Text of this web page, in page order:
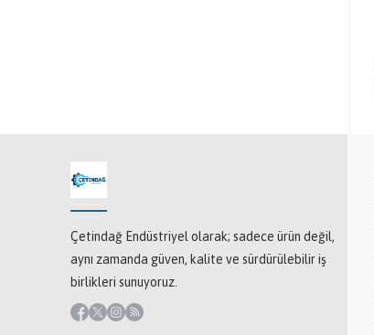
Çetindağ Endüstriyel olarak; sadece ürün değil,
aynı zamanda güven, kalite ve sürdürülebilir iş
birlikleri sunuyoruz.